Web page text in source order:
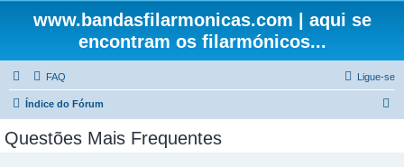
www.bandasfilarmonicas.com | aqui se
encontram os filarmónicos...
FAQ Ligue-se
Índice do Fórum
Questões Mais Frequentes